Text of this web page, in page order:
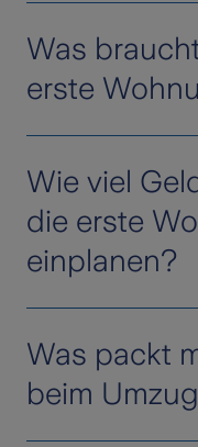
Was
erste
vor allem eine
eine gute
Dazu zählen Möbel
und Hygiene
Strom, Internet
Ebenso wichtig
Wie viel
die erste
einplanen?
Wohnungsgröße
Als Faustregel gilt:
Was packt
beim